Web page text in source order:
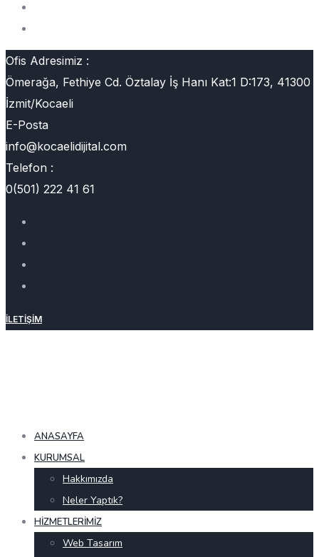
Ofis Adresimiz :
Ömerağa, Fethiye Cd. Öztalay İş Hanı Kat:1 D:173, 41300
İzmit/Kocaeli
E-Posta
info@kocaelidijital.com
Telefon :
0(501) 222 41 61
İLETIŞIM
ANASAYFA
KURUMSAL
Hakkımızda
Neler Yaptık?
HIZMETLERIMIZ
Web Tasarım